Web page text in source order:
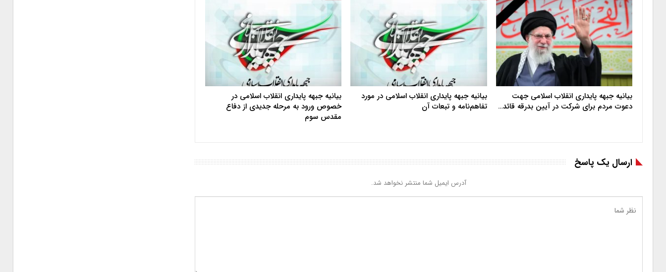
بیانیه جبهه پایداری انقلاب اسلامی جهت
دعوت مردم برای شرکت در آیین بدرقه قائد…
بیانیه جبهه پایداری انقلاب اسلامی در مورد
تفاهم‌نامه و تبعات آن
بیانیه جبهه پایداری انقلاب اسلامی در
خصوص ورود به مرحله جدیدی از دفاع
مقدس سوم
ارسال یک پاسخ
آدرس ایمیل شما منتشر نخواهد شد.